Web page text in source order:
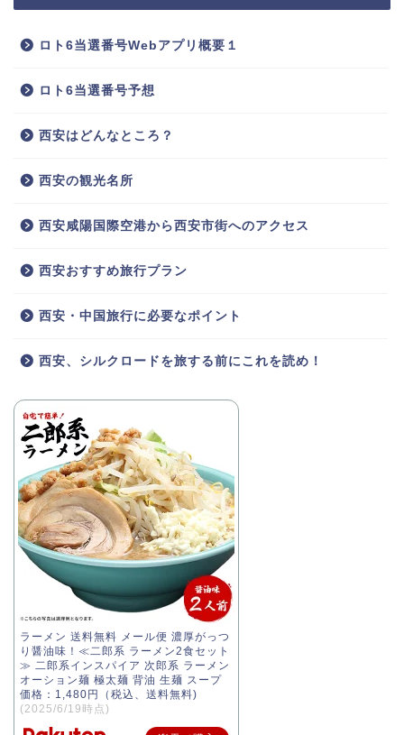
ロト6当選番号Webアプリ概要１
ロト6当選番号予想
西安はどんなところ？
西安の観光名所
西安咸陽国際空港から西安市街へのアクセス
西安おすすめ旅行プラン
西安・中国旅行に必要なポイント
西安、シルクロードを旅する前にこれを読め！
ラーメン 送料無料 メール便 濃厚がっつ
り醤油味！≪二郎系 ラーメン2食セット
≫ 二郎系インスパイア 次郎系 ラーメン
オーション麺 極太麺 背油 生麺 スープ
価格：1,480円（税込、送料無料)
(2025/6/19時点)